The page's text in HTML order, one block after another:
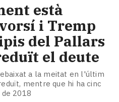
està
i Tremp
del Pallars
el deute
a la meitat en l'últim
mentre que hi ha cinc
2018